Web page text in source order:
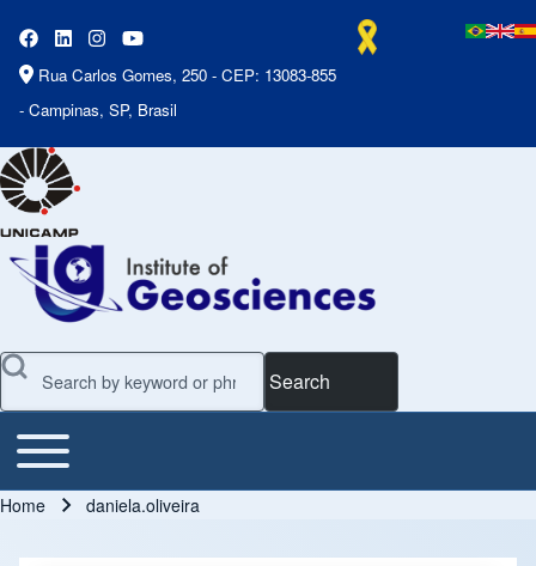
Rua Carlos Gomes, 250 - CEP: 13083-855
- Campinas, SP, Brasil
Search
Main Menu
Toggle main menu
Home daniela.oliveira